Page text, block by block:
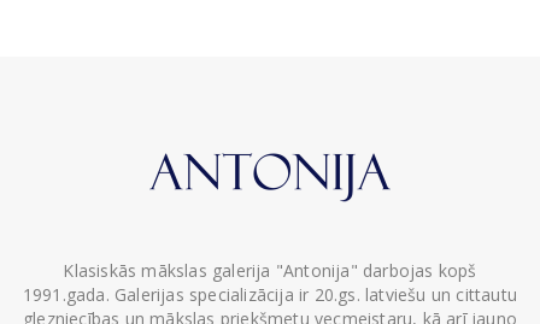
Klasiskās mākslas galerija "Antonija" darbojas kopš
1991.gada. Galerijas specializācija ir 20.gs. latviešu un cittautu
glezniecības un mākslas priekšmetu vecmeistaru, kā arī jauno